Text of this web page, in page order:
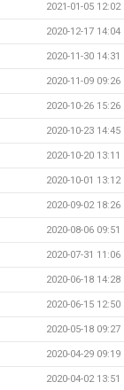
2021-01-05 12:02
2020-12-17 14:04
2020-11-30 14:31
2020-11-09 09:26
2020-10-26 15:26
2020-10-23 14:45
2020-10-20 13:11
2020-10-01 13:12
2020-09-02 18:26
2020-08-06 09:51
2020-07-31 11:06
2020-06-18 14:28
2020-06-15 12:50
2020-05-18 09:27
2020-04-29 09:19
2020-04-02 13:51